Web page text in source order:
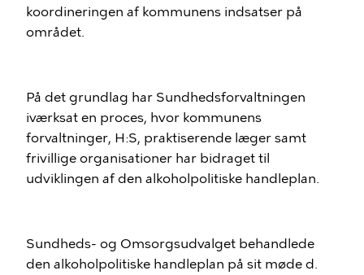
koordineringen af kommunens indsatser på
området.
På det grundlag har Sundhedsforvaltningen
iværksat en proces, hvor kommunens
forvaltninger, H:S, praktiserende læger samt
frivillige organisationer har bidraget til
udviklingen af den alkoholpolitiske handleplan.
Sundheds- og Omsorgsudvalget behandlede
den alkoholpolitiske handleplan på sit møde d.